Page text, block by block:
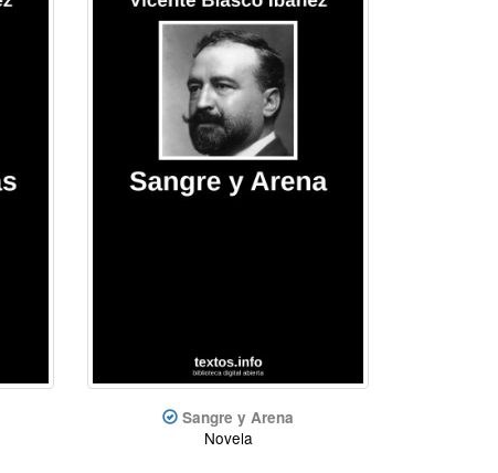
Sangre y Arena
Novela